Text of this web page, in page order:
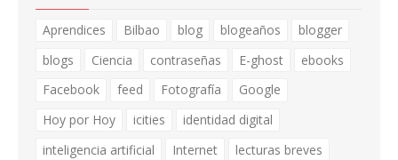
Aprendices Bilbao blog blogeaños
blogger
blogs
Ciencia contraseñas E-ghost
ebooks
Facebook
feed Fotografía
Google
Hoy por Hoy
icities
identidad digital
inteligencia artificial
Internet
lecturas breves